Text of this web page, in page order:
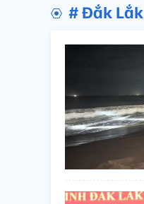
# Đắk Lắk